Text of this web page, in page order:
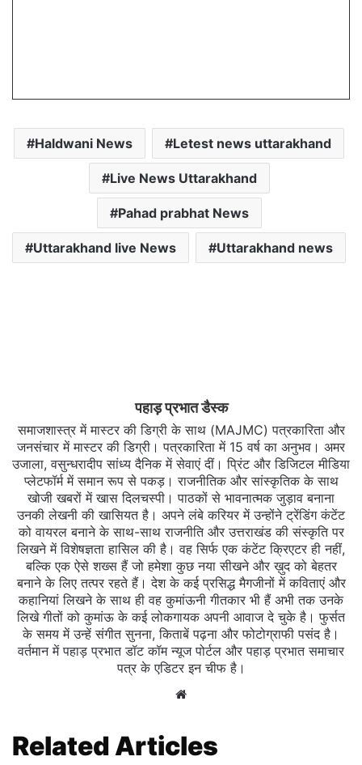
Haldwani News Letest news uttarakhand
Live News Uttarakhand
Pahad prabhat News
Uttarakhand live News Uttarakhand news
पहाड़ प्रभात डैस्क
समाजशास्त्र में मास्टर की डिग्री के साथ (MAJMC) पत्रकारिता और
जनसंचार में मास्टर की डिग्री। पत्रकारिता में 15 वर्ष का अनुभव। अमर
उजाला, वसुन्धरादीप सांध्य दैनिक में सेवाएं दीं। प्रिंट और डिजिटल मीडिया
प्लेटफॉर्म में समान रूप से पकड़। राजनीतिक और सांस्कृतिक के साथ
खोजी खबरों में खास दिलचस्‍पी। पाठकों से भावनात्मक जुड़ाव बनाना
उनकी लेखनी की खासियत है। अपने लंबे करियर में उन्होंने ट्रेंडिंग कंटेंट
को वायरल बनाने के साथ-साथ राजनीति और उत्तराखंड की संस्कृति पर
लिखने में विशेषज्ञता हासिल की है। वह सिर्फ एक कंटेंट क्रिएटर ही नहीं,
बल्कि एक ऐसे शख्स हैं जो हमेशा कुछ नया सीखने और ख़ुद को बेहतर
बनाने के लिए तत्पर रहते हैं। देश के कई प्रसिद्ध मैगजीनों में कविताएं और
कहानियां लिखने के साथ ही वह कुमांऊनी गीतकार भी हैं अभी तक उनके
लिखे गीतों को कुमांऊ के कई लोकगायक अपनी आवाज दे चुके है। फुर्सत
के समय में उन्हें संगीत सुनना, किताबें पढ़ना और फोटोग्राफी पसंद है।
वर्तमान में पहाड़ प्रभात डॉट कॉम न्यूज पोर्टल और पहाड़ प्रभात समाचार
पत्र के एडिटर इन चीफ है।
Website
Related Articles